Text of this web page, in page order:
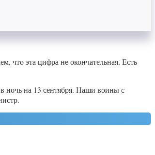
что эта цифра не окончательная. Есть
ночь на 13 сентября. Наши воины с